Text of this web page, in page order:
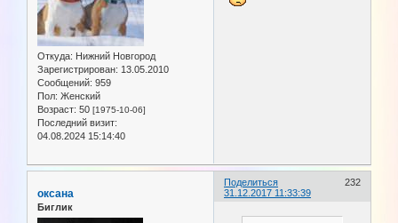
Откуда: Нижний Новгород
Зарегистрирован: 13.05.2010
Сообщений: 959
Пол: Женский
Возраст: 50 [1975-10-06]
Последний визит:
04.08.2024 15:14:40
Поделиться
232
31.12.2017 11:33:39
оксана
Биглик